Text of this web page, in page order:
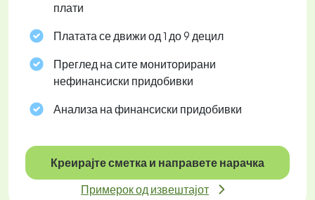
плати
Платата се движи од 1 до 9 децил
Преглед на сите мониторирани
нефинансиски придобивки
Анализа на финансиски придобивки
Креирајте сметка и направете нарачка
Примерок од извештајот